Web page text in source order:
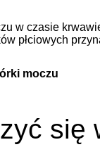
w czasie
płciowych
moczu
się